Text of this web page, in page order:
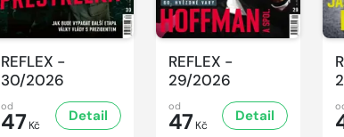
REFLEX -
30/2026
od
47 Kč
Detail
REFLEX -
29/2026
od
47 Kč
Detail